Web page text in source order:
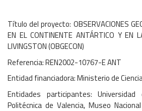
Título del proyecto: OBSERVACIONES
EN EL CONTINENTE ANTÁRTICO Y EN
LIVINGSTON (OBGECON)
Referencia: REN2002-10767-E ANT
Entidad financiadora: Ministerio de
Entidades participantes: Universidad
Politécnica de Valencia, Museo